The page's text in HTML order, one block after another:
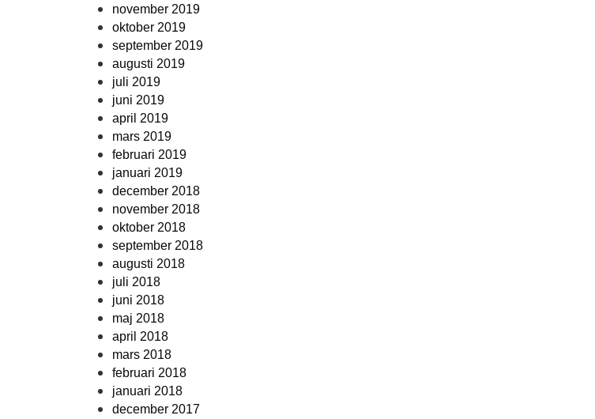
november 2019
oktober 2019
september 2019
augusti 2019
juli 2019
juni 2019
april 2019
mars 2019
februari 2019
januari 2019
december 2018
november 2018
oktober 2018
september 2018
augusti 2018
juli 2018
juni 2018
maj 2018
april 2018
mars 2018
februari 2018
januari 2018
december 2017